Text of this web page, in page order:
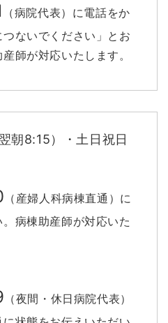
（病院代表）に電話をか
ないでください」とお
師が対応いたします。
朝8:15）・土日祝日
（産婦人科病棟直通）に
病棟助産師が対応いた
（夜間・休日病院代表）